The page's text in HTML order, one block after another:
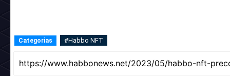
Categorias #Habbo NFT